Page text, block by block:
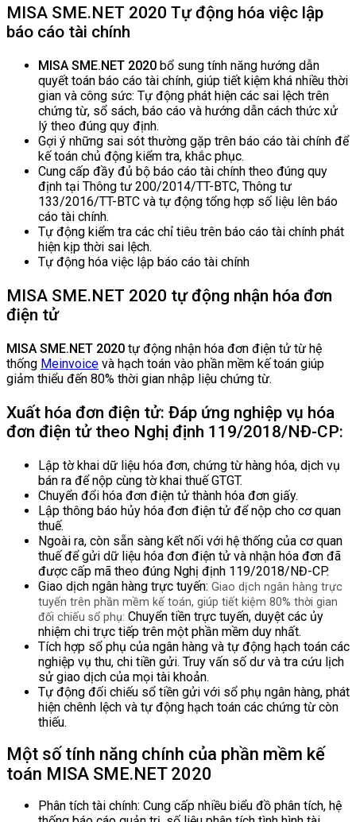
MISA SME.NET 2020 Tự động hóa việc lập
báo cáo tài chính
MISA SME.NET 2020 bổ sung tính năng hướng dẫn
quyết toán báo cáo tài chính, giúp tiết kiệm khá nhiều thời
gian và công sức: Tự động phát hiện các sai lệch trên
chứng từ, sổ sách, báo cáo và hướng dẫn cách thức xử
lý theo đúng quy định.
Gợi ý những sai sót thường gặp trên báo cáo tài chính để
kế toán chủ động kiểm tra, khắc phục.
Cung cấp đầy đủ bộ báo cáo tài chính theo đúng quy
định tại Thông tư 200/2014/TT-BTC, Thông tư
133/2016/TT-BTC và tự động tổng hợp số liệu lên báo
cáo tài chính.
Tự động kiểm tra các chỉ tiêu trên báo cáo tài chính phát
hiện kịp thời sai lệch.
Tự động hóa việc lập báo cáo tài chính
MISA SME.NET 2020 tự động nhận hóa đơn
điện tử
MISA SME.NET 2020 tự động nhận hóa đơn điện tử từ hệ
thống Meinvoice và hạch toán vào phần mềm kế toán giúp
giảm thiểu đến 80% thời gian nhập liệu chứng từ.
Xuất hóa đơn điện tử: Đáp ứng nghiệp vụ hóa
đơn điện tử theo Nghị định 119/2018/NĐ-CP:
Lập tờ khai dữ liệu hóa đơn, chứng từ hàng hóa, dịch vụ
bán ra để nộp cùng tờ khai thuế GTGT.
Chuyển đổi hóa đơn điện tử thành hóa đơn giấy.
Lập thông báo hủy hóa đơn điện tử để nộp cho cơ quan
thuế.
Ngoài ra, còn sẵn sàng kết nối với hệ thống của cơ quan
thuế để gửi dữ liệu hóa đơn điện tử và nhận hóa đơn đã
được cấp mã theo đúng Nghị định 119/2018/NĐ-CP.
Giao dịch ngân hàng trực tuyến: Giao dịch ngân hàng trực
tuyến trên phần mềm kế toán, giúp tiết kiệm 80% thời gian
đối chiếu sổ phụ: Chuyển tiền trực tuyến, duyệt các ủy
nhiệm chi trực tiếp trên một phần mềm duy nhất.
Tích hợp sổ phụ của ngân hàng và tự động hạch toán các
nghiệp vụ thu, chi tiền gửi. Truy vấn số dư và tra cứu lịch
sử giao dịch của mọi tài khoản.
Tự động đối chiếu sổ tiền gửi với sổ phụ ngân hàng, phát
hiện chênh lệch và tự động hạch toán các chứng từ còn
thiếu.
Một số tính năng chính của phần mềm kế
toán MISA SME.NET 2020
Phân tích tài chính: Cung cấp nhiều biểu đồ phân tích, hệ